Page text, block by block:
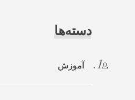
دسته‌ها
آموزش